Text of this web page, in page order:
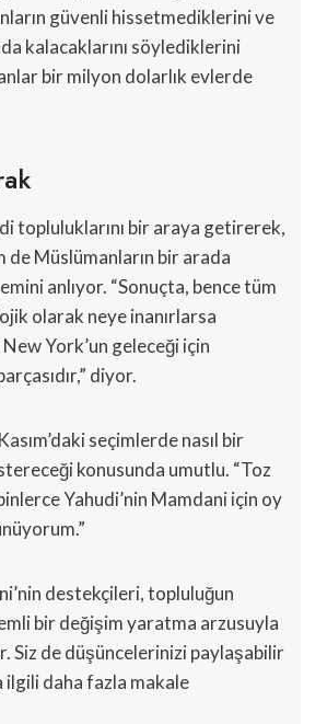
güvenli hissetmediklerini ve
kalacaklarını söylediklerini
bir milyon dolarlık evlerde
topluluklarını bir araya getirerek,
de Müslümanların bir arada
anlıyor. “Sonuçta, bence tüm
olarak neye inanırlarsa
New York’un geleceği için
diyor.
seçimlerde nasıl bir
konusunda umutlu. “Toz
Yahudi’nin Mamdani için oy
destekçileri, topluluğun
bir değişim yaratma arzusuyla
Siz de düşüncelerinizi paylaşabilir
ilgili daha fazla makale